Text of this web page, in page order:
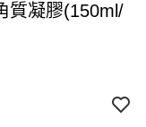
質凝膠(150ml/